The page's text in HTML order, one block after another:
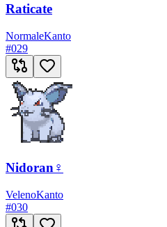
Raticate
NormaleKanto
#029
Nidoran♀
VelenoKanto
#030